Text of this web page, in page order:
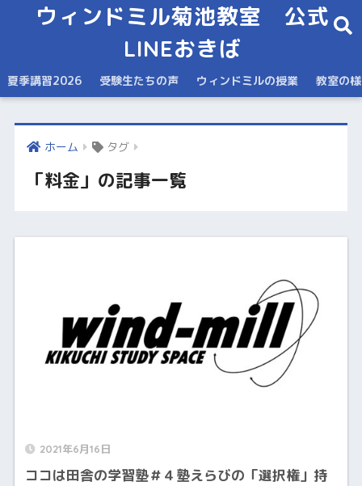
ウィンドミル菊池教室 公式
LINEおきば
夏季講習2026 受験生たちの声 ウィンドミルの授業 教室の
ホーム タグ
「料金」の記事一覧
2021年6月16日
ココは田舎の学習塾＃４塾えらびの「選択権」持